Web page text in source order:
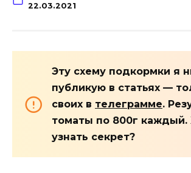
22.03.2021
Эту схему подкормки я
публикую в статьях —
своих в телеграмме.
томаты по 800г
узнать секрет?